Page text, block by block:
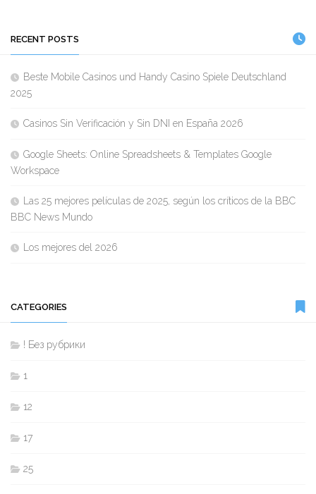
RECENT POSTS
Beste Mobile Casinos und Handy Casino Spiele Deutschland
2025
Casinos Sin Verificación y Sin DNI en España 2026
Google Sheets: Online Spreadsheets & Templates Google
Workspace
Las 25 mejores películas de 2025, según los críticos de la BBC
BBC News Mundo
Los mejores del 2026
CATEGORIES
! Без рубрики
1
12
17
25